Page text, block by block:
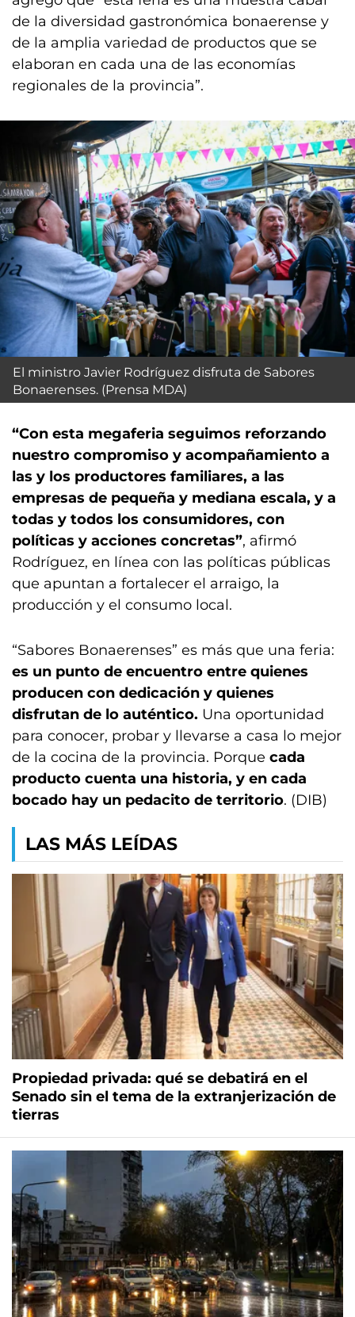
de la diversidad gastronómica bonaerense y
de la amplia variedad de productos que se
elaboran en cada una de las economías
regionales de la provincia”.
El ministro Javier Rodríguez disfruta de Sabores
Bonaerenses. (Prensa MDA)
“Con esta megaferia seguimos reforzando
nuestro compromiso y acompañamiento a
las y los productores familiares, a las
empresas de pequeña y mediana escala, y a
todas y todos los consumidores, con
políticas y acciones concretas”, afirmó
Rodríguez, en línea con las políticas públicas
que apuntan a fortalecer el arraigo, la
producción y el consumo local.
“Sabores Bonaerenses” es más que una feria:
es un punto de encuentro entre quienes
producen con dedicación y quienes
disfrutan de lo auténtico. Una oportunidad
para conocer, probar y llevarse a casa lo mejor
de la cocina de la provincia. Porque cada
producto cuenta una historia, y en cada
bocado hay un pedacito de territorio. (DIB)
LAS MÁS LEÍDAS
Propiedad privada: qué se debatirá en el
Senado sin el tema de la extranjerización de
tierras